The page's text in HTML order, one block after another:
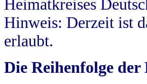
Heimatkreises
Hinweis: Derzeit ist
erlaubt.
Die Reihenfolge der